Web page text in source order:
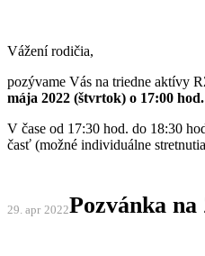
Vážení rodičia,
pozývame Vás na triedne aktívy
mája 2022 (štvrtok) o 17:00 hod.
V čase od 17:30 hod. do 18:30
časť (možné individuálne
29. apr 2022Pozvánka